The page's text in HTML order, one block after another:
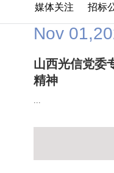
媒体关注 招标
Nov
山西光信党委
精神